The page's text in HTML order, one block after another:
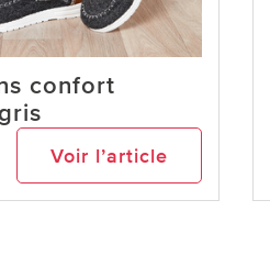
confort
Voir l’article